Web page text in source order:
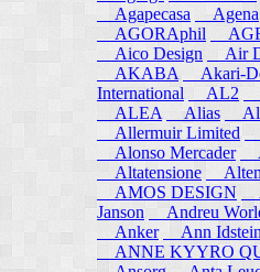
Agapecasa
Agena
AGORAphil
Aico Design
Air
AKABA
Akari-
International
AL2
ALEA
Alias
Allermuir Limited
Alonso Mercader
Altatensione
AMOS DESIGN
Janson
Andreu
Anker
Ann Idstein
ANNE KYYRO